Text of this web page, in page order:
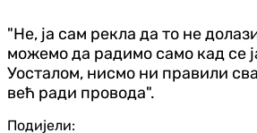
"Не, ја сам рекла да то не
можемо да радимо само кад се
Уосталом, нисмо ни правили
већ ради провода".
Подијели: